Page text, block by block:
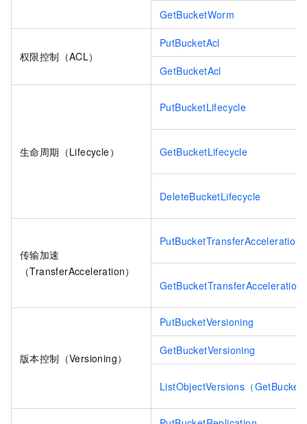
GetBucketWorm
权限控制（ACL）
PutBucketAcl
GetBucketAcl
生命周期（Lifecycle）
PutBucketLifecycle
GetBucketLifecycle
DeleteBucketLifecycle
传输加速
（TransferAcceleration）
PutBucketTransferAcceleration
GetBucketTransferAcceleration
版本控制（Versioning）
PutBucketVersioning
GetBucketVersioning
ListObjectVersions（